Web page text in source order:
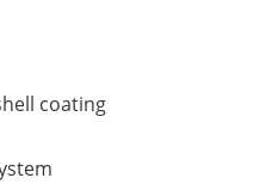
coating